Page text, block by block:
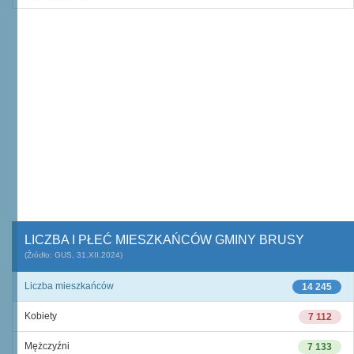
LICZBA I PŁEĆ MIESZKAŃCÓW GMINY BRUSY
(Źródło: GUS, 31.XII.2024)
14 245
Liczba mieszkańców
7 112
Kobiety
7 133
Mężczyźni